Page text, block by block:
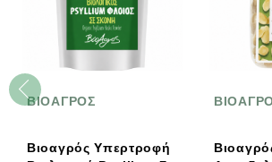
Βιοαγρός Βιολογική